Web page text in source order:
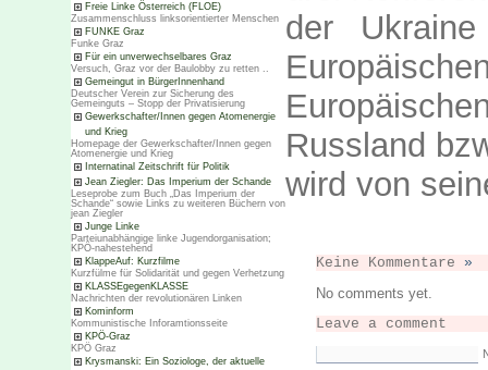
Freie Linke Österreich (FLOE)
Zusammenschluss linksorientierter Menschen
FUNKE Graz
Funke Graz
Für ein unverwechselbares Graz
Versuch, Graz vor der Baulobby zu retten ..
Gemeingut in BürgerInnenhand
Deutscher Verein zur Sicherung des
Gemeinguts – Stopp der Privatisierung
Gewerkschafter/Innen gegen Atomenergie
und Krieg
Homepage der Gewerkschafter/Innen gegen
Atomenergie und Krieg
Internatinal Zeitschrift für Politik
Jean Ziegler: Das Imperium der Schande
Leseprobe zum Buch „Das Imperium der
Schande“ sowie Links zu weiteren Büchern von
jean Ziegler
Junge Linke
Parteiunabhängige linke Jugendorganisation;
KPÖ-nahestehend
KlappeAuf: Kurzfilme
Kurzfülme für Solidarität und gegen Verhetzung
KLASSEgegenKLASSE
Nachrichten der revolutionären Linken
Kominform
Kommunistische Inforamtionsseite
KPÖ-Graz
KPÖ Graz
Krysmanski: Ein Soziologe, der aktuelle
der
Russland
wird von
Keine Kommentare »
No comments yet.
Leave a comment